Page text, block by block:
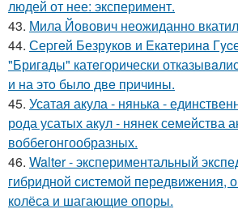
людей от нее: эксперимент.
43. Мила Йовович неожиданно
44. Сеpгeй Безрyков и Eкатeринa
"Бригaды" катeгорически
и на этo былo двe пpичины.
45. Усатая акула - нянька -
рода усатых акул - нянек семейства
воббегонгообразных.
46. Walter - экспериментальный
гибридной системой передвижения,
колёса и шагающие опоры.